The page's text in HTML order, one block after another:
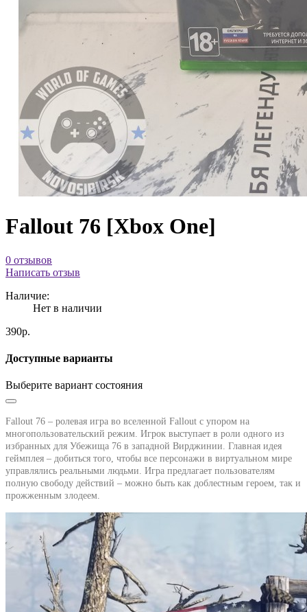
Fallout 76 [Xbox One]
0 отзывов
Написать отзыв
Наличие:
Нет в наличии
390р.
Доступные варианты
Выберите вариант состояния
Fallout 76 – ролевая игра во вселенной Fallout с упором на
многопользовательский режим. Игрок выступает в роли одного из
избранных для Убежища 76 в западной Вирджинии. Главная идея
геймплея – добиться того, чтобы все персонажи в виртуальном мире
управлялись реальными людьми. Игра предлагает пользователям
полную свободу действий – можно быть как доблестным героем, так и
прожженным злодеем.